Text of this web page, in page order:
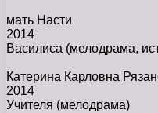
мать Насти
2014
Василиса (мелодрама,
Катерина Карловна
2014
Учителя (мелодрама)